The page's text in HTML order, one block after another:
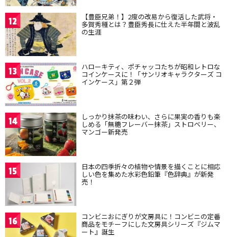
12 【豊臣兄弟！】2度の改易から復活した武将・
多賀秀種とは？豊臣秀長に仕えた半年間と波乱
の生涯
13 ハローキティ、ポチャッコたちが昭和レトロな
コインケースに！「サンリオキャラクターズ コ
インケース」第２弾
14 しっかり抹茶の味わい、さらに果実の香りも楽
しめる「無糖フレーバー抹茶」ストロベリー、
マンゴー新発売
15 日本の四季折々の植物や情景を描くことに相応
しい色を集めた水彩色鉛筆『色辞典』が新発
売！
16 コンビニおにぎりが文房具に！コンビニの定番
商品をモチーフにした文房具シリーズ『ジムマ
ート』誕生